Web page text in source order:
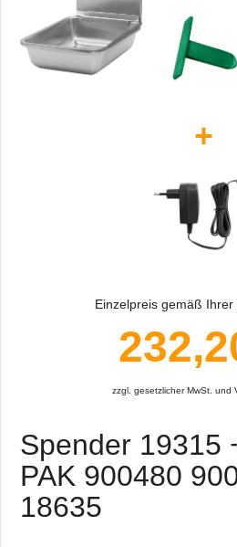
+
Einzelpreis gemäß Ihrer
zzgl. gesetzlicher MwSt. und
Spender 19315
PAK 900480
18635